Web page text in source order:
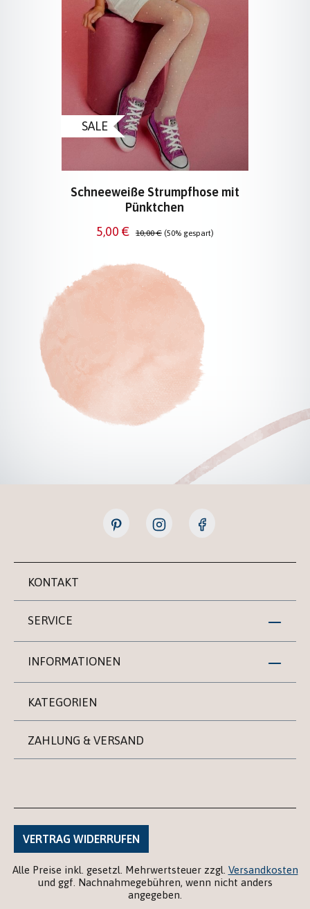
SALE
Schneeweiße Strumpfhose mit
Pünktchen
Verkaufspreis:
5,00 € Regulärer Preis:
10,00 € (50% gespart)
KONTAKT
SERVICE
INFORMATIONEN
KATEGORIEN
ZAHLUNG & VERSAND
VERTRAG WIDERRUFEN
Alle Preise inkl. gesetzl. Mehrwertsteuer zzgl. Versandkosten
und ggf. Nachnahmegebühren, wenn nicht anders
angegeben.